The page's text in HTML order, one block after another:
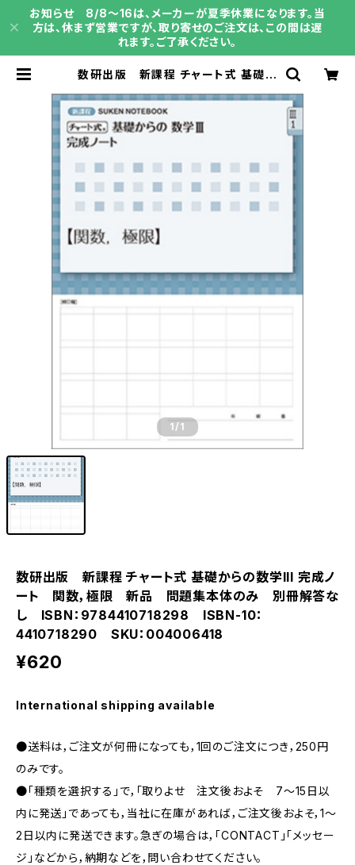
お知らせ 8/8～16は、メーカーが夏季休業になります。当
方は、休まず営業ですが、取り寄せのご注文は、この間は遅
れます。ご了承ください。
数研出版 新課程 チャート式 基礎か
新品 問題集本体のみ 別冊解答な
し ISBN：9784410718298 IS
BN-10：4410718290 SKU：00
4006418 | 育之書店（いくのしょて
1/1
数研出版 新課程 チャート式 基礎からの数学III 完成ノ
ート 関数，極限 新品 問題集本体のみ 別冊解答な
し ISBN：9784410718298 ISBN-10：
4410718290 SKU：004006418
¥620
International shipping available
●送料は，ご注文が何冊になっても，1回のご注文につき，250円
のみです。
●「種類を選択する」で，「取りよせ 注文後およそ 7〜15日以
内に発送」であっても，当社に在庫があれば，ご注文後およそ，1〜
2日以内に発送できます。急ぎの場合は，「CONTACT」「メッセー
ジ」などから，納期などを，問い合わせてください。